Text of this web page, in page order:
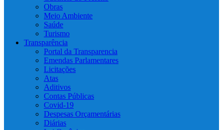
Obras
Meio Ambiente
Saúde
Turismo
Transparência
Portal da Transparencia
Emendas Parlamentares
Licitações
Atas
Aditivos
Contas Públicas
Covid-19
Despesas Orçamentárias
Diárias